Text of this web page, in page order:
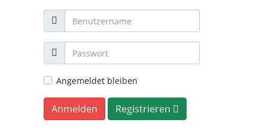
Angemeldet bleiben
Anmelden Registrieren